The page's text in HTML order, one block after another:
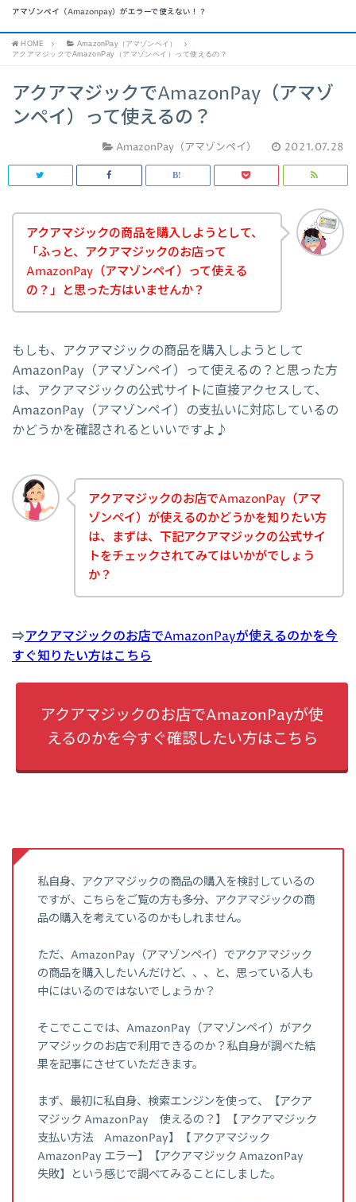
アマゾンペイ（Amazonpay）がエラーで使えない！？
HOME
AmazonPay（アマゾンペイ）
アクアマジックでAmazonPay（アマゾンペイ）って使えるの？
アクアマジックでAmazonPay（アマゾ
ンペイ）って使えるの？
AmazonPay（アマゾンペイ） 2021.07.28
アクアマジックの商品を購入しようとして、
「ふっと、アクアマジックのお店って
AmazonPay（アマゾンペイ）って使える
の？」と思った方はいませんか？
もしも、アクアマジックの商品を購入しようとして
AmazonPay（アマゾンペイ）って使えるの？と思った方
は、アクアマジックの公式サイトに直接アクセスして、
AmazonPay（アマゾンペイ）の支払いに対応しているの
かどうかを確認されるといいですよ♪
アクアマジックのお店でAmazonPay（アマ
ゾンペイ）が使えるのかどうかを知りたい方
は、まずは、下記アクアマジックの公式サイ
トをチェックされてみてはいかがでしょう
か？
⇒アクアマジックのお店でAmazonPayが使えるのかを今
すぐ知りたい方はこちら
アクアマジックのお店でAmazonPayが使
えるのかを今すぐ確認したい方はこちら
私自身、アクアマジックの商品の購入を検討しているの
ですが、こちらをご覧の方も多分、アクアマジックの商
品の購入を考えているのかもしれません。
ただ、AmazonPay（アマゾンペイ）でアクアマジック
の商品を購入したいんだけど、、、と、思っている人も
中にはいるのではないでしょうか？
そこでここでは、AmazonPay（アマゾンペイ）がアク
アマジックのお店で利用できるのか？私自身が調べた結
果を記事にさせていただきます。
まず、最初に私自身、検索エンジンを使って、【アクア
マジック AmazonPay 使えるの？】【 アクアマジック
支払い方法 AmazonPay】【 アクアマジック
AmazonPay エラー】【アクアマジック AmazonPay
失敗】という感じで調べてみることにしました。